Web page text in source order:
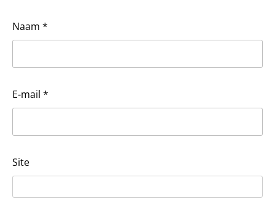
Naam *
E-mail *
Site